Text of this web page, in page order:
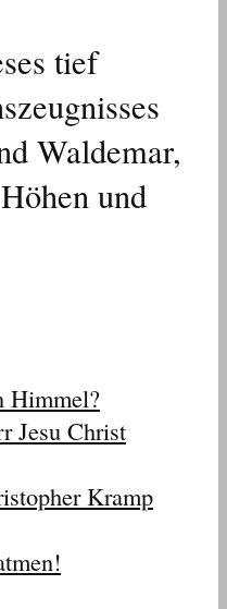
tief
Waldemar,
und
Himmel?
Jesu Christ
Kramp